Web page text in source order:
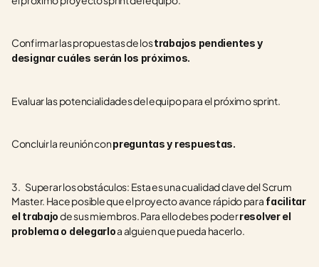
Confirmar las propuestas de los trabajos pendientes y
designar cuáles serán los próximos.
Evaluar las potencialidades del equipo para el próximo sprint.
Concluir la reunión con preguntas y respuestas.
3.    Superar los obstáculos: Esta es una cualidad clave del Scrum
Master. Hace posible que el proyecto avance rápido para facilitar
el trabajo de sus miembros. Para ello debes poder resolver el
problema o delegarlo a alguien que pueda hacerlo.